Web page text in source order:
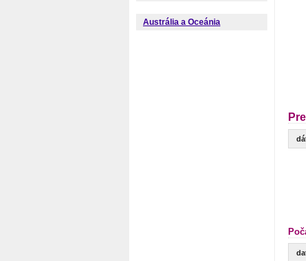
Austrália a Oceánia